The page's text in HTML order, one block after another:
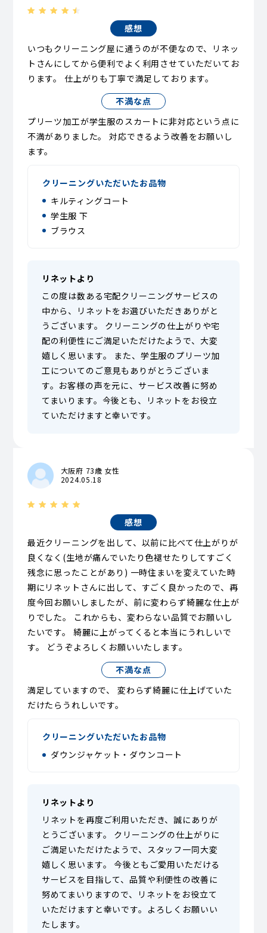
感想
いつもクリーニング屋に通うのが不便なので、リネッ
トさんにしてから便利でよく利用させていただいてお
ります。 仕上がりも丁寧で満足しております。
不満な点
プリーツ加工が学生服のスカートに非対応という点に
不満がありました。 対応できるよう改善をお願いし
ます。
クリーニングいただいたお品物
キルティングコート
学生服 下
ブラウス
リネットより
この度は数ある宅配クリーニングサービスの
中から、リネットをお選びいただきありがと
うございます。 クリーニングの仕上がりや宅
配の利便性にご満足いただけたようで、大変
嬉しく思います。 また、学生服のプリーツ加
工についてのご意見もありがとうございま
す。お客様の声を元に、サービス改善に努め
てまいります。今後とも、リネットをお役立
ていただけますと幸いです。
大阪府 73歳 女性
2024.05.18
感想
最近クリーニングを出して、以前に比べて仕上がりが
良くなく(生地が痛んでいたり色褪せたりしてすごく
残念に思ったことがあり) 一時住まいを変えていた時
期にリネットさんに出して、すごく良かったので、再
度今回お願いしましたが、前に変わらず綺麗な仕上が
りでした。 これからも、変わらない品質でお願いし
たいです。 綺麗に上がってくると本当にうれしいで
す。 どうぞよろしくお願いいたします。
不満な点
満足していますので、 変わらず綺麗に仕上げていた
だけたらうれしいです。
クリーニングいただいたお品物
ダウンジャケット・ダウンコート
リネットより
リネットを再度ご利用いただき、誠にありが
とうございます。 クリーニングの仕上がりに
ご満足いただけたようで、スタッフ一同大変
嬉しく思います。 今後ともご愛用いただける
サービスを目指して、品質や利便性の改善に
努めてまいりますので、リネットをお役立て
いただけますと幸いです。よろしくお願いい
たします。